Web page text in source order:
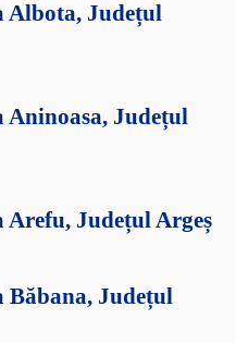
Albota, Județul
Aninoasa, Județul
Arefu, Județul Argeș
Băbana, Județul